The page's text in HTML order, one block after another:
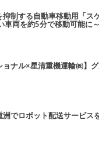
抑制する自動車移動用「ス
車両を約5分で移動可能に～
ョナル×星清重機運輸㈱】
でロボット配送サービス